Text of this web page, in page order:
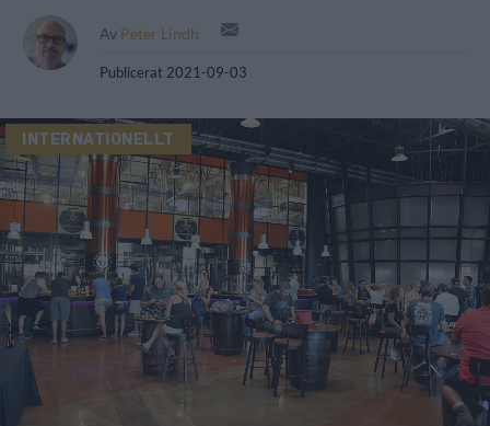
Av Peter Lindh
Publicerat 2021-09-03
INTERNATIONELLT